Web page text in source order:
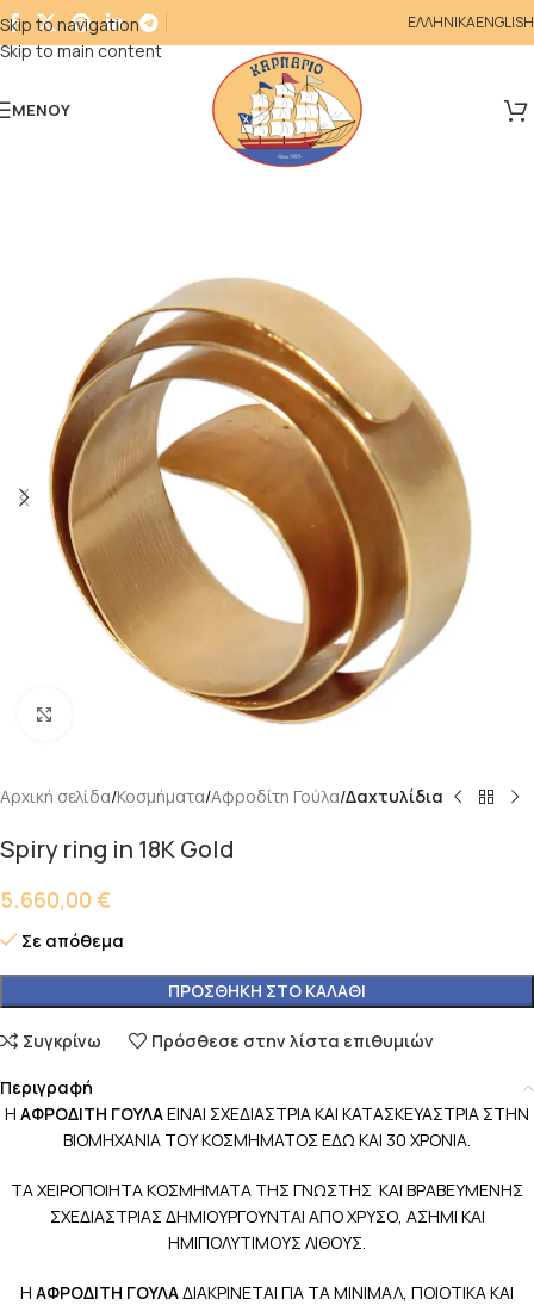
Skip to navigation
Skip to main content
ΕΛΛΗΝΙΚΑENGLISH
ΜΕΝΟΎ
Κάντε κλικ για μεγέθυνση
Αρχική σελίδα Κοσμήματα Αφροδίτη Γούλα Δαχτυλίδια
Spiry ring in 18K Gold
5.660,00 €
Σε απόθεμα
ΠΡΟΣΘΉΚΗ ΣΤΟ ΚΑΛΆΘΙ
Συγκρίνω Πρόσθεσε στην λίστα επιθυμιών
Περιγραφή
Η ΑΦΡΟΔΙΤΗ ΓΟΥΛΑΕΙΝΑΙ ΣΧΕΔΙΑΣΤΡΙΑ ΚΑΙ ΚΑΤΑΣΚΕΥΑΣΤΡΙΑ ΣΤΗΝ
ΒΙΟΜΗΧΑΝΙΑ ΤΟΥ ΚΟΣΜΗΜΑΤΟΣ ΕΔΩ ΚΑΙ 30 ΧΡΟΝΙΑ.
ΤΑ ΧΕΙΡΟΠΟΙΗΤΑ ΚΟΣΜΗΜΑΤΑ ΤΗΣ ΓΝΩΣΤΗΣ ΚΑΙ ΒΡΑΒΕΥΜΕΝΗΣ
ΣΧΕΔΙΑΣΤΡΙΑΣ ΔΗΜΙΟΥΡΓΟΥΝΤΑΙ ΑΠΟ ΧΡΥΣΟ, ΑΣΗΜΙ ΚΑΙ
ΗΜΙΠΟΛΥΤΙΜΟΥΣ ΛΙΘΟΥΣ.
Η ΑΦΡΟΔΙΤΗ ΓΟΥΛΑΔΙΑΚΡΙΝΕΤΑΙ ΓΙΑ ΤΑ ΜΙΝΙΜΑΛ, ΠΟΙΟΤΙΚΑ ΚΑΙ